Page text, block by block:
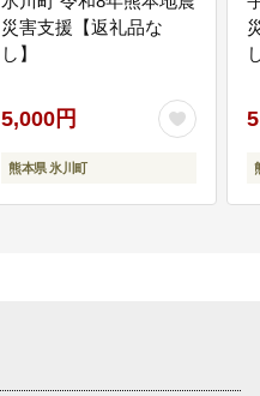
災害支援【返礼品な
し】
5,000円
熊本県 氷川町